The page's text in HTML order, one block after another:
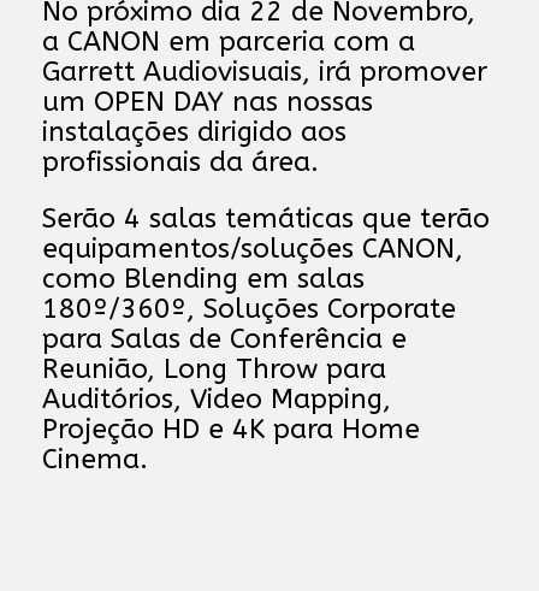
No próximo dia 22 de Novembro,
a CANON em parceria com a
Garrett Audiovisuais, irá promover
um OPEN DAY nas nossas
instalações dirigido aos
profissionais da área.
Serão 4 salas temáticas que terão
equipamentos/soluções CANON,
como Blending em salas
180º/360º, Soluções Corporate
para Salas de Conferência e
Reunião, Long Throw para
Auditórios, Video Mapping,
Projeção HD e 4K para Home
Cinema.